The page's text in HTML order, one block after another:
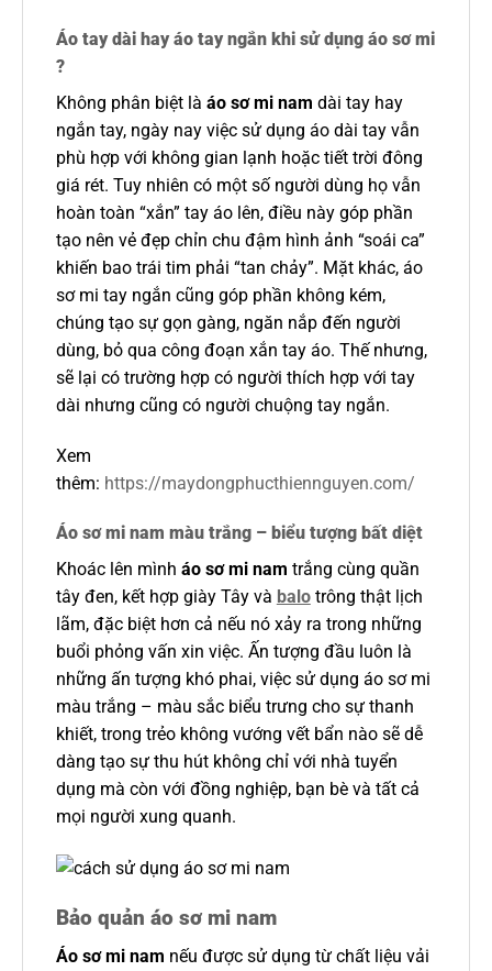
Áo tay dài hay áo tay ngắn khi sử dụng áo sơ mi
?
Không phân biệt là áo sơ mi nam dài tay hay
ngắn tay, ngày nay việc sử dụng áo dài tay vẫn
phù hợp với không gian lạnh hoặc tiết trời đông
giá rét. Tuy nhiên có một số người dùng họ vẫn
hoàn toàn “xắn” tay áo lên, điều này góp phần
tạo nên vẻ đẹp chỉn chu đậm hình ảnh “soái ca”
khiến bao trái tim phải “tan chảy”. Mặt khác, áo
sơ mi tay ngắn cũng góp phần không kém,
chúng tạo sự gọn gàng, ngăn nắp đến người
dùng, bỏ qua công đoạn xắn tay áo. Thế nhưng,
sẽ lại có trường hợp có người thích hợp với tay
dài nhưng cũng có người chuộng tay ngắn.
Xem
thêm: https://maydongphucthiennguyen.com/
Áo sơ mi nam màu trắng – biểu tượng bất diệt
Khoác lên mình áo sơ mi nam trắng cùng quần
tây đen, kết hợp giày Tây và balotrông thật lịch
lãm, đặc biệt hơn cả nếu nó xảy ra trong những
buổi phỏng vấn xin việc. Ấn tượng đầu luôn là
những ấn tượng khó phai, việc sử dụng áo sơ mi
màu trắng – màu sắc biểu trưng cho sự thanh
khiết, trong trẻo không vướng vết bẩn nào sẽ dễ
dàng tạo sự thu hút không chỉ với nhà tuyển
dụng mà còn với đồng nghiệp, bạn bè và tất cả
mọi người xung quanh.
Bảo quản áo sơ mi nam
Áo sơ mi nam nếu được sử dụng từ chất liệu vải